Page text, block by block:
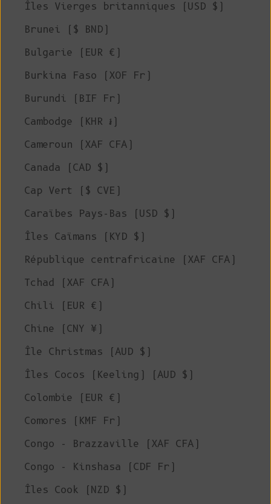
Îles Vierges britanniques (USD $)
Brunei ($ BND)
Bulgarie (EUR €)
Burkina Faso (XOF Fr)
Burundi (BIF Fr)
Cambodge (KHR ៛)
Cameroun (XAF CFA)
Canada (CAD $)
Cap Vert ($ CVE)
Caraïbes Pays-Bas (USD $)
Îles Caïmans (KYD $)
République centrafricaine (XAF CFA)
Tchad (XAF CFA)
Chili (EUR €)
Chine (CNY ¥)
Île Christmas (AUD $)
Îles Cocos (Keeling) (AUD $)
Colombie (EUR €)
Comores (KMF Fr)
Congo - Brazzaville (XAF CFA)
Congo - Kinshasa (CDF Fr)
Îles Cook (NZD $)